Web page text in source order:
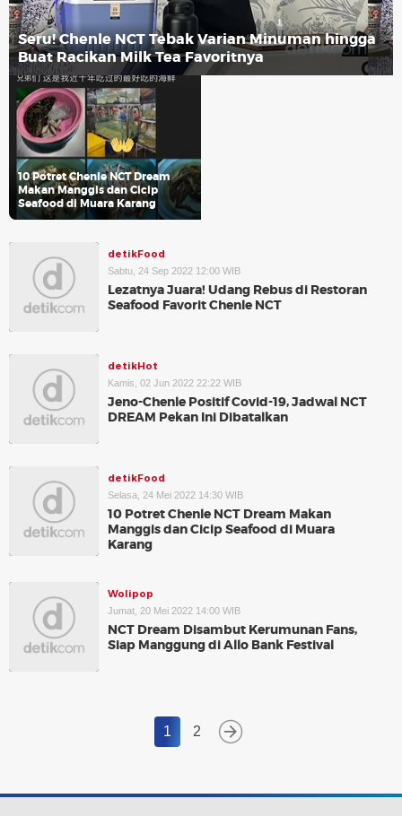
Seru! Chenle NCT Tebak Varian Minuman hingga
Buat Racikan Milk Tea Favoritnya
10 Potret Chenle NCT Dream
Makan Manggis dan Cicip
Seafood di Muara Karang
detikFood
Sabtu, 24 Sep 2022 12:00 WIB
Lezatnya Juara! Udang Rebus di Restoran
Seafood Favorit Chenle NCT
detikHot
Kamis, 02 Jun 2022 22:22 WIB
Jeno-Chenle Positif Covid-19, Jadwal NCT
DREAM Pekan Ini Dibatalkan
detikFood
Selasa, 24 Mei 2022 14:30 WIB
10 Potret Chenle NCT Dream Makan
Manggis dan Cicip Seafood di Muara
Karang
Wolipop
Jumat, 20 Mei 2022 14:00 WIB
NCT Dream Disambut Kerumunan Fans,
Siap Manggung di Allo Bank Festival
1 2